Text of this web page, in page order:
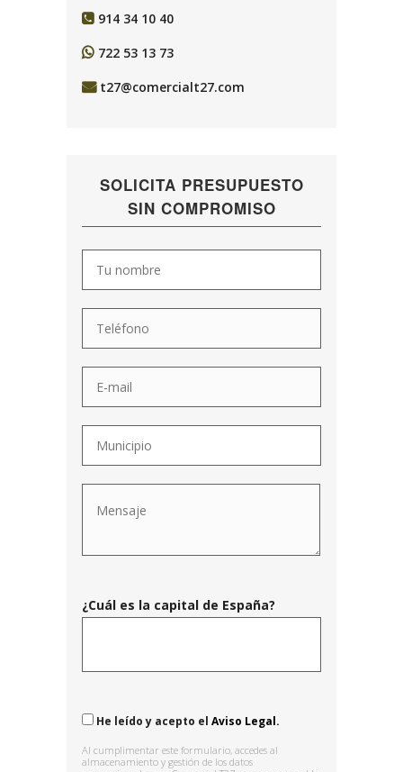
914 34 10 40
722 53 13 73
t27@comercialt27.com
SOLICITA PRESUPUESTO
SIN COMPROMISO
¿Cuál es la capital de España?
He leído y acepto el Aviso Legal.
Al cumplimentar este formulario, accedes al
almacenamiento y gestión de los datos